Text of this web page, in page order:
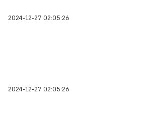
2024-12-27 02:05:26
2024-12-27 02:05:26